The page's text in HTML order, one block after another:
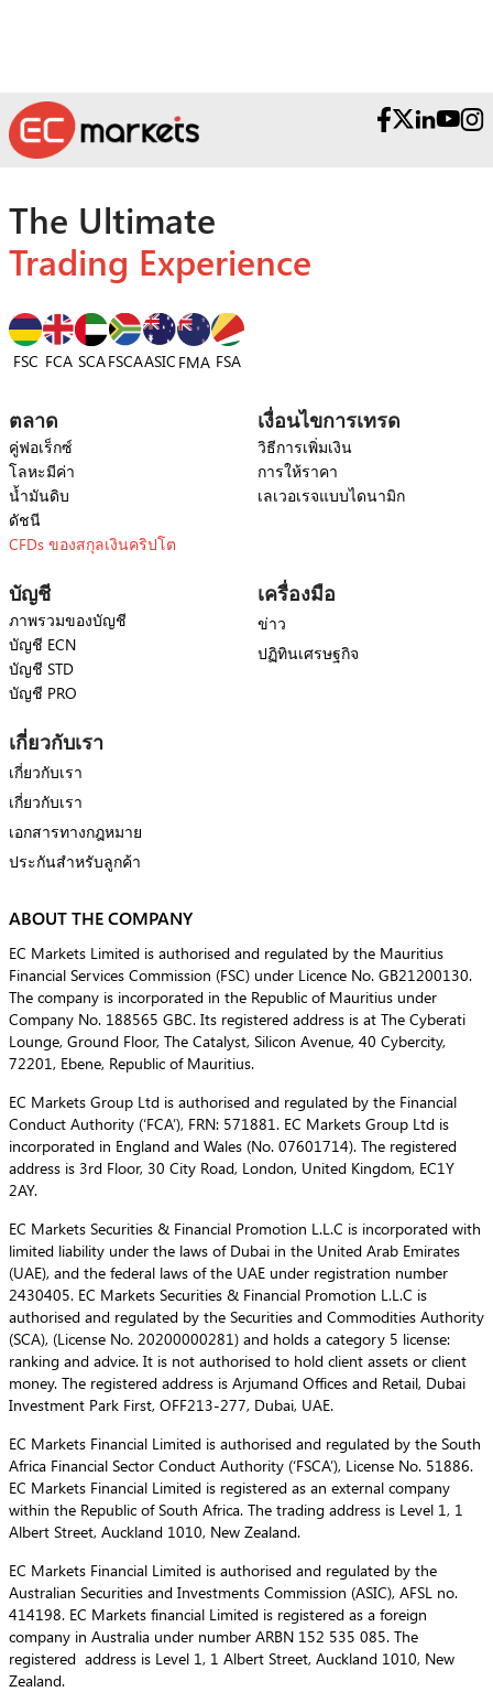
The Ultimate
Trading Experience
FSC FCA SCAFSCAASIC FMA FSA
ตลาด
คู่ฟอเร็กซ์
โลหะมีค่า
น้ำมันดิบ
ดัชนี
CFDs ของสกุลเงินคริปโต
เงื่อนไขการเทรด
วิธีการเพิ่มเงิน
การให้ราคา
เลเวอเรจแบบไดนามิก
บัญชี
ภาพรวมของบัญชี
บัญชี ECN
บัญชี STD
บัญชี PRO
เครื่องมือ
ข่าว
ปฏิทินเศรษฐกิจ
เกี่ยวกับเรา
เกี่ยวกับเรา
เกี่ยวกับเรา
เอกสารทางกฎหมาย
ประกันสำหรับลูกค้า
ABOUT THE COMPANY
EC Markets Limited is authorised and regulated by the Mauritius
Financial Services Commission (FSC) under Licence No. GB21200130.
The company is incorporated in the Republic of Mauritius under
Company No. 188565 GBC. Its registered address is at The Cyberati
Lounge, Ground Floor, The Catalyst, Silicon Avenue, 40 Cybercity,
72201, Ebene, Republic of Mauritius.
EC Markets Group Ltd is authorised and regulated by the Financial
Conduct Authority (‘FCA’), FRN: 571881. EC Markets Group Ltd is
incorporated in England and Wales (No. 07601714). The registered
address is 3rd Floor, 30 City Road, London, United Kingdom, EC1Y
2AY.
EC Markets Securities & Financial Promotion L.L.C is incorporated with
limited liability under the laws of Dubai in the United Arab Emirates
(UAE), and the federal laws of the UAE under registration number
2430405. EC Markets Securities & Financial Promotion L.L.C is
authorised and regulated by the Securities and Commodities Authority
(SCA), (License No. 20200000281) and holds a category 5 license:
ranking and advice. It is not authorised to hold client assets or client
money. The registered address is Arjumand Offices and Retail, Dubai
Investment Park First, OFF213-277, Dubai, UAE.
EC Markets Financial Limited is authorised and regulated by the South
Africa Financial Sector Conduct Authority (‘FSCA’), License No. 51886.
EC Markets Financial Limited is registered as an external company
within the Republic of South Africa. The trading address is Level 1, 1
Albert Street, Auckland 1010, New Zealand.
EC Markets Financial Limited is authorised and regulated by the
Australian Securities and Investments Commission (ASIC), AFSL no.
414198. EC Markets financial Limited is registered as a foreign
company in Australia under number ARBN 152 535 085. The
registered address is Level 1, 1 Albert Street, Auckland 1010, New
Zealand.